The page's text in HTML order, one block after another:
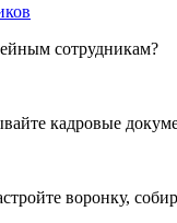
сотрудникам?
кадровые
воронку,